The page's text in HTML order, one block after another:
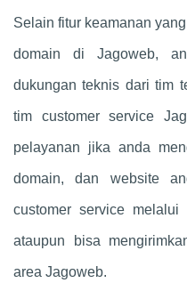
Selain fitur keamanan
domain di Jagoweb,
dukungan teknis dari tim
tim customer service
pelayanan jika anda
domain, dan website
customer service
ataupun bisa
area Jagoweb.